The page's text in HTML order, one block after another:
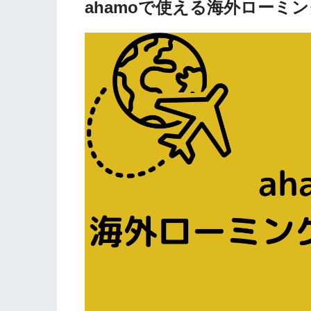
ahamoで使える海外ローミ